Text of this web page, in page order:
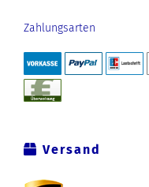
Zahlungsarten
Versand